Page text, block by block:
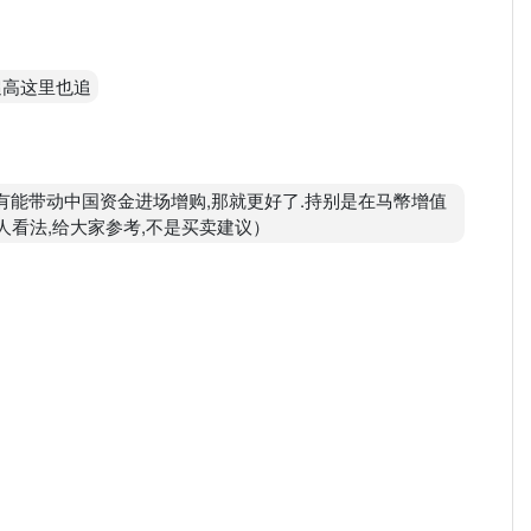
这里也追
带动中国资金进场增购,那就更好了.持别是在马幣增值
法,给大家参考,不是买卖建议）